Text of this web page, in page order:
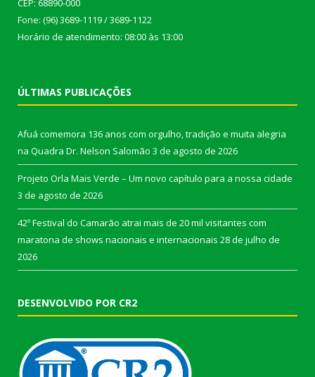
CEP: 68890-000
Fone: (96) 3689-1119 / 3689-1122
Horário de atendimento: 08:00 às 13:00
ÚLTIMAS PUBLICAÇÕES
Afuá comemora 136 anos com orgulho, tradição e muita alegria
na Quadra Dr. Nelson Salomão 3 de agosto de 2026
Projeto Orla Mais Verde – Um novo capítulo para a nossa cidade
3 de agosto de 2026
42º Festival do Camarão atrai mais de 20 mil visitantes com
maratona de shows nacionais e internacionais 28 de julho de
2026
DESENVOLVIDO POR CR2